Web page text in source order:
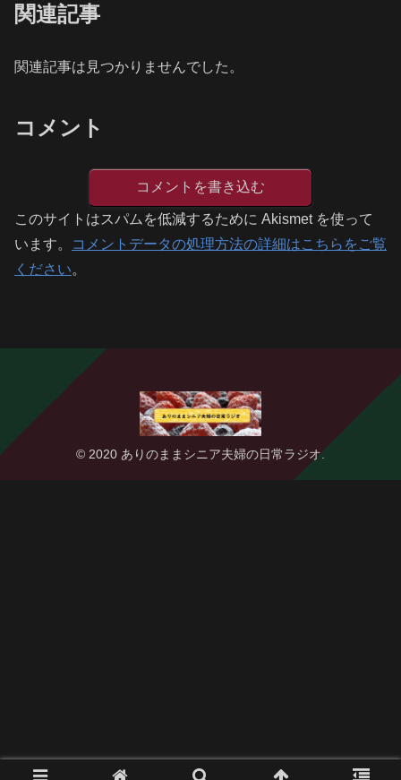
関連記事
関連記事は見つかりませんでした。
コメント
コメントを書き込む
このサイトはスパムを低減するために Akismet を使って
います。
コメントデータの処理方法の詳細はこちらをご覧
ください。
© 2020 ありのままシニア夫婦の日常ラジオ.